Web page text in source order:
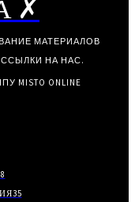
✗
МАТЕРИАЛОВ
НА НАС.
MISTO ONLINE
35